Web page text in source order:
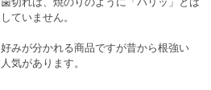
していません。
好みが分かれる商品ですが昔から根強い
人気があります。